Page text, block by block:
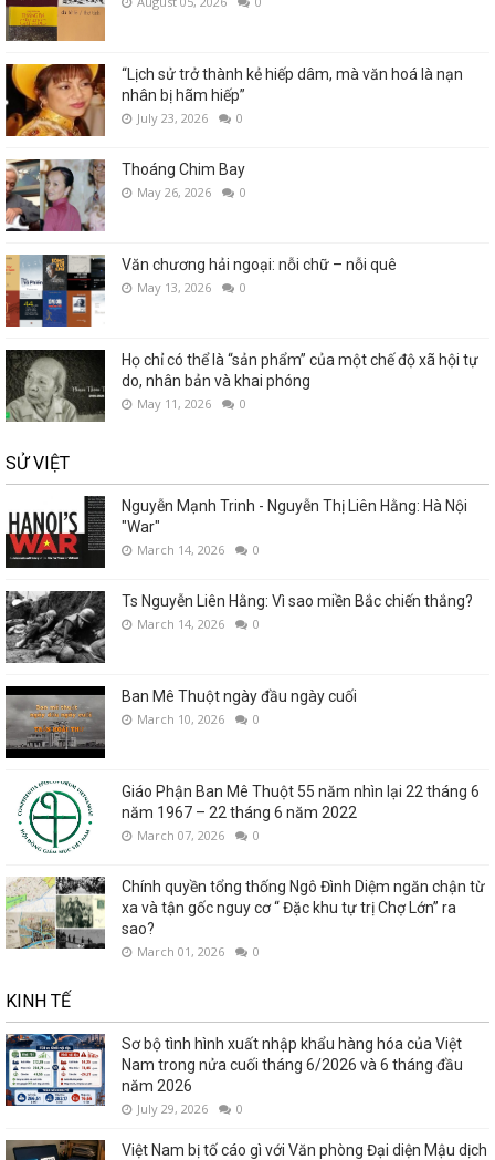
“Lịch sử trở thành kẻ hiếp dâm, mà văn hoá là nạn
nhân bị hãm hiếp”
July 23, 2026 0
Thoáng Chim Bay
May 26, 2026 0
Văn chương hải ngoại: nỗi chữ – nỗi quê
May 13, 2026 0
Họ chỉ có thể là “sản phẩm” của một chế độ xã hội tự
do, nhân bản và khai phóng
May 11, 2026 0
SỬ VIỆT
Nguyễn Mạnh Trinh - Nguyễn Thị Liên Hằng: Hà Nội
"War"
March 14, 2026 0
Ts Nguyễn Liên Hằng: Vì sao miền Bắc chiến thắng?
March 14, 2026 0
Ban Mê Thuột ngày đầu ngày cuối
March 10, 2026 0
Giáo Phận Ban Mê Thuột 55 năm nhìn lại 22 tháng 6
năm 1967 – 22 tháng 6 năm 2022
March 07, 2026 0
Chính quyền tổng thống Ngô Đình Diệm ngăn chận từ
xa và tận gốc nguy cơ “ Đặc khu tự trị Chợ Lớn” ra
sao?
March 01, 2026 0
KINH TẾ
Sơ bộ tình hình xuất nhập khẩu hàng hóa của Việt
Nam trong nửa cuối tháng 6/2026 và 6 tháng đầu
năm 2026
July 29, 2026 0
Việt Nam bị tố cáo gì với Văn phòng Đại diện Mậu dịch